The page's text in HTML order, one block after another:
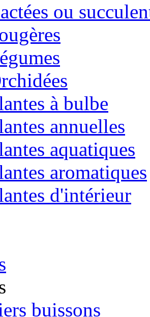
ou
à bulbe
annuelles
aquatiques
aromatiques
d'intérieur
buissons